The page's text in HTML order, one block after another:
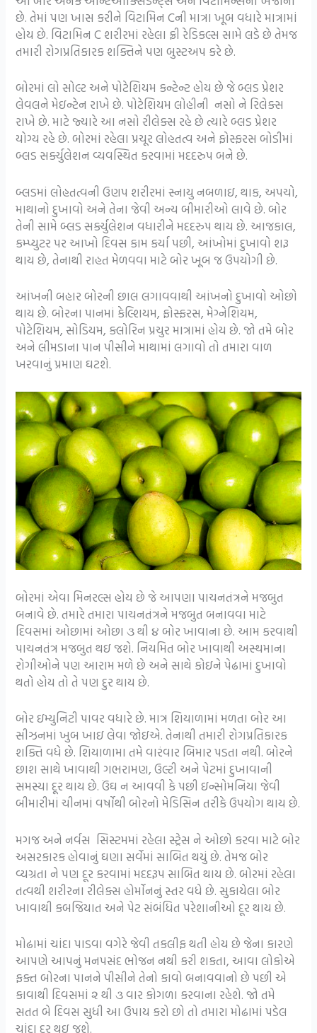
છે. તેમાં પણ ખાસ કરીને વિટામિન Cની માત્રા ખૂબ વધારે માત્રામાં
હોય છે. વિટામિન C શરીરમાં રહેલા ફ્રી રેડિકલ્સ સામે લડે છે તેમજ
તમારી રોગપ્રતિકારક શક્તિને પણ બુસ્ટઅપ કરે છે.
બોરમાં લો સોલ્ટ અને પોટેશિયમ કન્ટેન્ટ હોય છે જે બ્લડ પ્રેશર
લેવલને મેઇન્ટેન રાખે છે. પોટેશિયમ લોહીની નસો ને રિલેક્સ
રાખે છે. માટે જ્યારે આ નસો રીલેક્સ રહે છે ત્યારે બ્લડ પ્રેશર
યોગ્ય રહે છે. બોરમાં રહેલા પ્રચૂર લોહતત્વ અને ફોસ્ફરસ બોડીમાં
બ્લડ સર્ક્યુલેશન વ્યવસ્થિત કરવામાં મદદરુપ બને છે.
બ્લડમાં લોહતત્વની ઉણપ શરીરમાં સ્નાયુ નબળાઇ, થાક, અપચો,
માથાનો દુખાવો અને તેના જેવી અન્ય બીમારીઓ લાવે છે. બોર
તેની સામે બ્લડ સર્ક્યુલેશન વધારીને મદદરુપ થાય છે. આજકાલ,
કમ્પ્યુટર પર આખો દિવસ કામ કર્યા પછી, આંખોમાં દુખાવો શરૂ
થાય છે, તેનાથી રાહત મેળવવા માટે બોર ખૂબ જ ઉપયોગી છે.
આંખની બહાર બોરની છાલ લગાવવાથી આંખનો દુખાવો ઓછો
થાય છે. બોરના પાનમાં કેલ્શિયમ, ફોસ્ફરસ, મેગ્નેશિયમ,
પોટેશિયમ, સોડિયમ, ક્લોરિન પ્રચુર માત્રામાં હોય છે. જો તમે બોર
અને લીમડાના પાન પીસીને માથામાં લગાવો તો તમારા વાળ
ખરવાનું પ્રમાણ ઘટશે.
બોરમાં એવા મિનરલ્સ હોય છે જે આપણા પાચનતંત્રને મજબુત
બનાવે છે. તમારે તમારા પાચનતંત્રને મજબુત બનાવવા માટે
દિવસમાં ઓછામાં ઓછા ૩ થી ૪ બોર ખાવાના છે. આમ કરવાથી
પાચનતંત્ર મજબુત થઇ જશે. નિયમિત બોર ખાવાથી અસ્થમાના
રોગીઓને પણ આરામ મળે છે અને સાથે કોઇને પેઢામાં દુખાવો
થતો હોય તો તે પણ દુર થાય છે.
બોર ઇમ્યુનિટી પાવર વધારે છે. માત્ર શિયાળામાં મળતા બોર આ
સીઝનમાં ખુબ ખાઇ લેવા જોઇએ. તેનાથી તમારી રોગપ્રતિકારક
શક્તિ વધે છે. શિયાળામા તમે વારંવાર બિમાર પડતા નથી. બોરને
છાશ સાથે ખાવાથી ગભરામણ, ઉલ્ટી અને પેટમાં દુખાવાની
સમસ્યા દૂર થાય છે. ઉંઘ ન આવવી કે પછી ઇન્સોમનિયા જેવી
બીમારીમાં ચીનમાં વર્ષોથી બોરનો મેડિસિન તરીકે ઉપયોગ થાય છે.
મગજ અને નર્વસ સિસ્ટમમાં રહેલા સ્ટ્રેસ ને ઓછો કરવા માટે બોર
અસરકારક હોવાનું ઘણા સર્વેમાં સાબિત થયું છે. તેમજ બોર
વ્યગ્રતા ને પણ દૂર કરવામાં મદદરૂપ સાબિત થાય છે. બોરમાં રહેલા
તત્વથી શરીરના રીલેક્સ હોર્મોનનું સ્તર વધે છે. સુકાયેલા બોર
ખાવાથી કબજિયાત અને પેટ સંબંધિત પરેશાનીઓ દૂર થાય છે.
મોઢામાં ચાંદા પાડવા વગેરે જેવી તકલીફ થતી હોય છે જેના કારણે
આપણે આપનું મનપસંદ ભોજન નથી કરી શકતા, આવા લોકોએ
ફક્ત બોરના પાનને પીસીને તેનો કાવો બનાવવાનો છે પછી એ
કાવાથી દિવસમાં ૨ થી ૩ વાર કોગળા કરવાના રહેશે. જો તમે
સતત બે દિવસ સુધી આ ઉપાય કરો છો તો તમારા મોઢામાં પડેલ
ચાંદા દૂર થઇ જશે.